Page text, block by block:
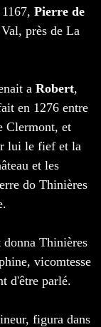
Pierre de
près de La
a Robert,
en 1276 entre
Clermont, et
lui le fief et la
et les
do Thinières
Thinières
vicomtesse
d'être parlé.
figura dans